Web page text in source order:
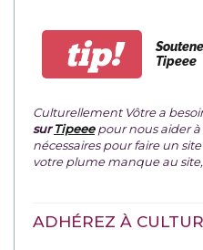
tip!
Tipeee
Culturellement Vôtre a
surTipeeepour nous aider à
nécessaires pour faire un
votre plume manque au site,
ADHÉREZ À